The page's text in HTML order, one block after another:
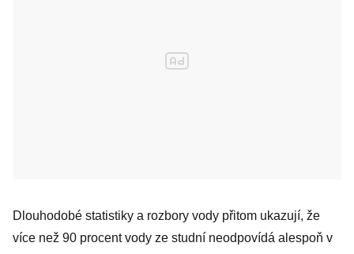
Dlouhodobé statistiky a rozbory vody přitom ukazují, že
více než 90 procent vody ze studní neodpovídá alespoň v